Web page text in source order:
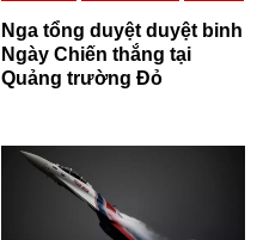
Nga tổng duyệt duyệt binh
Ngày Chiến thắng tại
Quảng trường Đỏ